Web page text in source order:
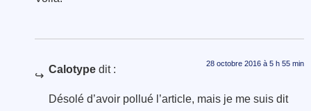
Calotype dit : 28 octobre 2016 à 5 h 55 min
Désolé d’avoir pollué l’article, mais je me suis dit